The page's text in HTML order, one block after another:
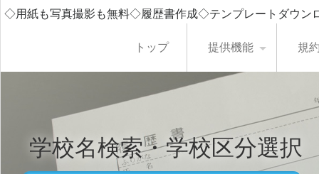
◇用紙も写真撮影も無料◇履歴書作成◇テンプレートダウ
トップ 提供機能 規
学校名検索・学校区分選択